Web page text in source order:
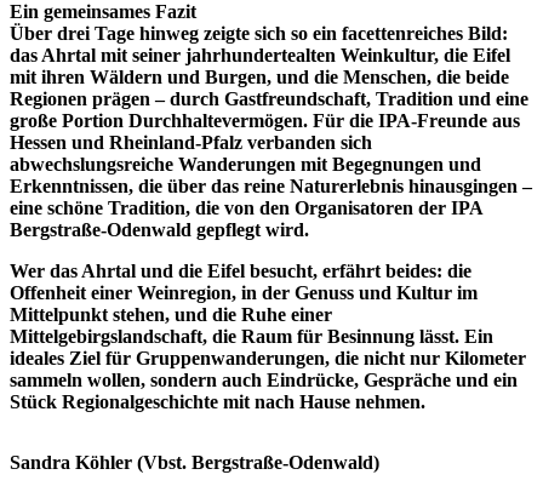
Ein gemeinsames Fazit
Über drei Tage hinweg zeigte sich so ein facettenreiches Bild:
das Ahrtal mit seiner jahrhundertealten Weinkultur, die Eifel
mit ihren Wäldern und Burgen, und die Menschen, die beide
Regionen prägen – durch Gastfreundschaft, Tradition und eine
große Portion Durchhaltevermögen. Für die IPA-Freunde aus
Hessen und Rheinland-Pfalz verbanden sich
abwechslungsreiche Wanderungen mit Begegnungen und
Erkenntnissen, die über das reine Naturerlebnis hinausgingen –
eine schöne Tradition, die von den Organisatoren der IPA
Bergstraße-Odenwald gepflegt wird.
Wer das Ahrtal und die Eifel besucht, erfährt beides: die
Offenheit einer Weinregion, in der Genuss und Kultur im
Mittelpunkt stehen, und die Ruhe einer
Mittelgebirgslandschaft, die Raum für Besinnung lässt. Ein
ideales Ziel für Gruppenwanderungen, die nicht nur Kilometer
sammeln wollen, sondern auch Eindrücke, Gespräche und ein
Stück Regionalgeschichte mit nach Hause nehmen.
Sandra Köhler (Vbst. Bergstraße-Odenwald)